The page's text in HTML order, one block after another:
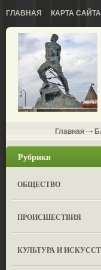
ГЛАВНАЯ КАРТА САЙТА
Главная
Рубрики
ОБЩЕСТВО
ПРОИСШЕСТВИЯ
КУЛЬТУРА И